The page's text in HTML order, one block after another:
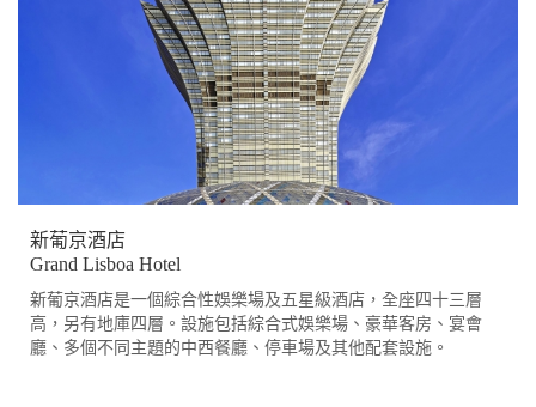
新葡京酒店
Grand Lisboa Hotel
新葡京酒店是一個綜合性娛樂場及五星級酒店，全座四十三層
高，另有地庫四層。設施包括綜合式娛樂場、豪華客房、宴會
廳、多個不同主題的中西餐廳、停車場及其他配套設施。